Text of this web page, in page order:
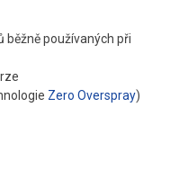
běžně používaných při
Zero Overspray)